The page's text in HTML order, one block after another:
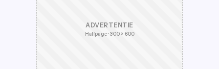
ADVERTENTIE
Halfpage · 300 × 600